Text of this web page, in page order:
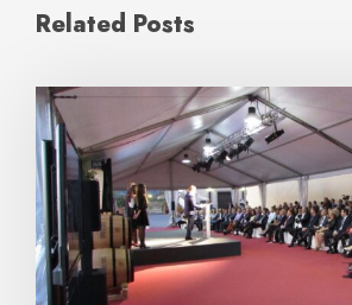
Related Posts